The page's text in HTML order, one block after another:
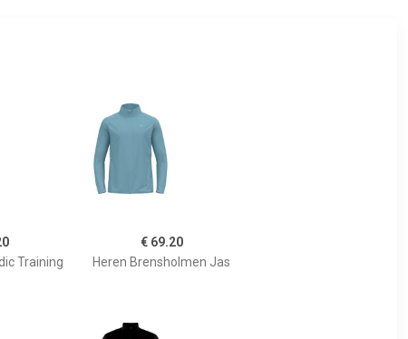
Training
€ 69.20
Heren Brensholmen Jas